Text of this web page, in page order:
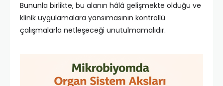
Bununla birlikte, bu alanın hâlâ gelişmekte olduğu ve
klinik uygulamalara yansımasının kontrollü
çalışmalarla netleşeceği unutulmamalıdır.